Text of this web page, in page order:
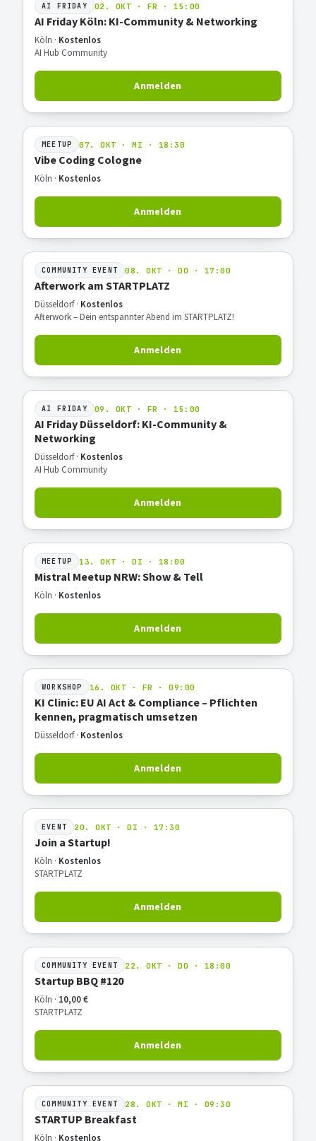
AI FRIDAY 02. OKT · FR · 15:00
AI Friday Köln: KI-Community & Networking
Köln · Kostenlos
AI Hub Community
Anmelden
MEETUP 07. OKT · MI · 18:30
Vibe Coding Cologne
Köln · Kostenlos
Anmelden
COMMUNITY EVENT 08. OKT · DO · 17:00
Afterwork am STARTPLATZ
Düsseldorf · Kostenlos
Afterwork – Dein entspannter Abend im STARTPLATZ!
Anmelden
AI FRIDAY 09. OKT · FR · 15:00
AI Friday Düsseldorf: KI-Community &
Networking
Düsseldorf · Kostenlos
AI Hub Community
Anmelden
MEETUP 13. OKT · DI · 18:00
Mistral Meetup NRW: Show & Tell
Köln · Kostenlos
Anmelden
WORKSHOP 16. OKT · FR · 09:00
KI Clinic: EU AI Act & Compliance – Pflichten
kennen, pragmatisch umsetzen
Düsseldorf · Kostenlos
Anmelden
EVENT 20. OKT · DI · 17:30
Join a Startup!
Köln · Kostenlos
STARTPLATZ
Anmelden
COMMUNITY EVENT 22. OKT · DO · 18:00
Startup BBQ #120
Köln · 10,00 €
STARTPLATZ
Anmelden
COMMUNITY EVENT 28. OKT · MI · 09:30
STARTUP Breakfast
Köln · Kostenlos